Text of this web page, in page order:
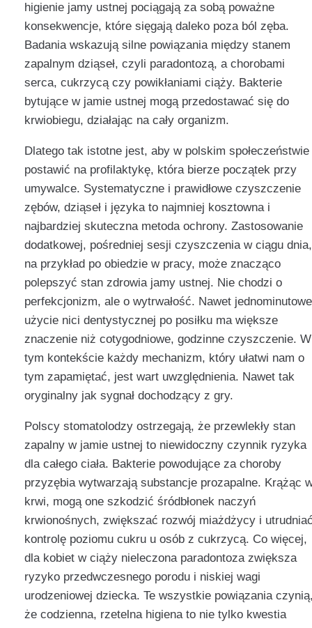
higienie jamy ustnej pociągają za sobą poważne
konsekwencje, które sięgają daleko poza ból zęba.
Badania wskazują silne powiązania między stanem
zapalnym dziąseł, czyli paradontozą, a chorobami
serca, cukrzycą czy powikłaniami ciąży. Bakterie
bytujące w jamie ustnej mogą przedostawać się do
krwiobiegu, działając na cały organizm.
Dlatego tak istotne jest, aby w polskim społeczeństwie
postawić na profilaktykę, która bierze początek przy
umywalce. Systematyczne i prawidłowe czyszczenie
zębów, dziąseł i języka to najmniej kosztowna i
najbardziej skuteczna metoda ochrony. Zastosowanie
dodatkowej, pośredniej sesji czyszczenia w ciągu dnia,
na przykład po obiedzie w pracy, może znacząco
polepszyć stan zdrowia jamy ustnej. Nie chodzi o
perfekcjonizm, ale o wytrwałość. Nawet jednominutowe
użycie nici dentystycznej po posiłku ma większe
znaczenie niż cotygodniowe, godzinne czyszczenie. W
tym kontekście każdy mechanizm, który ułatwi nam o
tym zapamiętać, jest wart uwzględnienia. Nawet tak
oryginalny jak sygnał dochodzący z gry.
Polscy stomatolodzy ostrzegają, że przewlekły stan
zapalny w jamie ustnej to niewidoczny czynnik ryzyka
dla całego ciała. Bakterie powodujące za choroby
przyzębia wytwarzają substancje prozapalne. Krążąc
krwi, mogą one szkodzić śródbłonek naczyń
krwionośnych, zwiększać rozwój miażdżycy i
kontrolę poziomu cukru u osób z cukrzycą. Co więcej,
dla kobiet w ciąży nieleczona paradontoza zwiększa
ryzyko przedwczesnego porodu i niskiej wagi
urodzeniowej dziecka. Te wszystkie powiązania
że codzienna, rzetelna higiena to nie tylko kwestia